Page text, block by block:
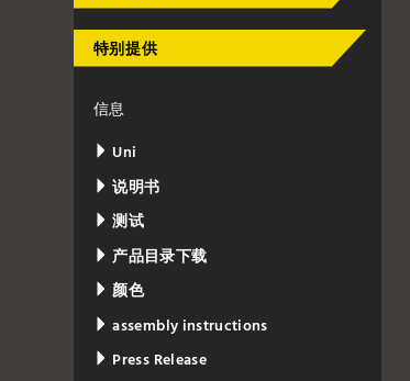
特别提供
信息
Uni
说明书
测试
产品目录下载
颜色
assembly instructions
Press Release